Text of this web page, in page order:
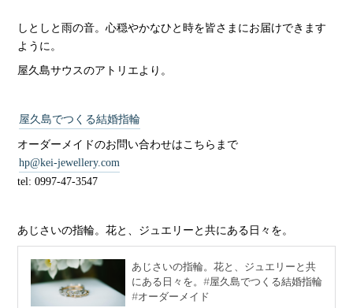
しとしと雨の音。心穏やかなひと時を皆さまにお届けできます
ように。
屋久島サウスのアトリエより。
屋久島でつくる結婚指輪
オーダーメイドのお問い合わせはこちらまで
hp@kei-jewellery.com
tel: 0997-47-3547
あじさいの指輪。花と、ジュエリーと共にある日々を。